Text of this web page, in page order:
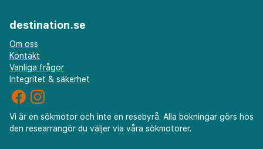
destination.se
Om oss
Kontakt
Vanliga frågor
Integritet & säkerhet
Vi är en sökmotor och inte en resebyrå. Alla bokningar görs hos
den researrangör du väljer via våra sökmotorer.